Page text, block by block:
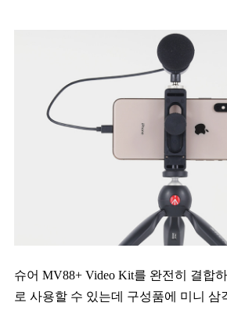
슈어 MV88+ Video Kit를 완전히 결합
로 사용할 수 있는데 구성품에 미니 삼